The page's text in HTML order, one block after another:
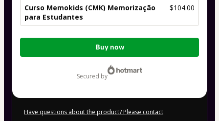
Curso Memokids (CMK) Memorização
para Estudantes
$104.00
Total
Buy now
secured by
Have questions about the product? Please contact